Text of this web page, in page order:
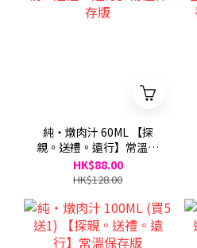
純・燉肉汁 60ML 【探
親。送禮。遠行】常溫保
存版
HK$88.00
HK$128.00